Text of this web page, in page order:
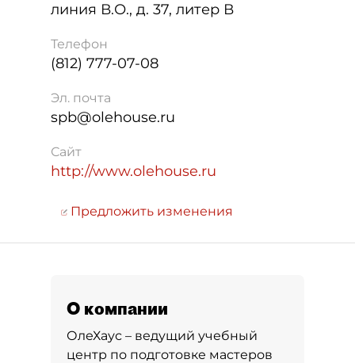
линия В.О., д. 37, литер В
Телефон
(812) 777-07-08
Эл. почта
spb@olehouse.ru
Сайт
http://www.olehouse.ru
Предложить изменения
О компании
ОлеХаус – ведущий учебный
центр по подготовке мастеров